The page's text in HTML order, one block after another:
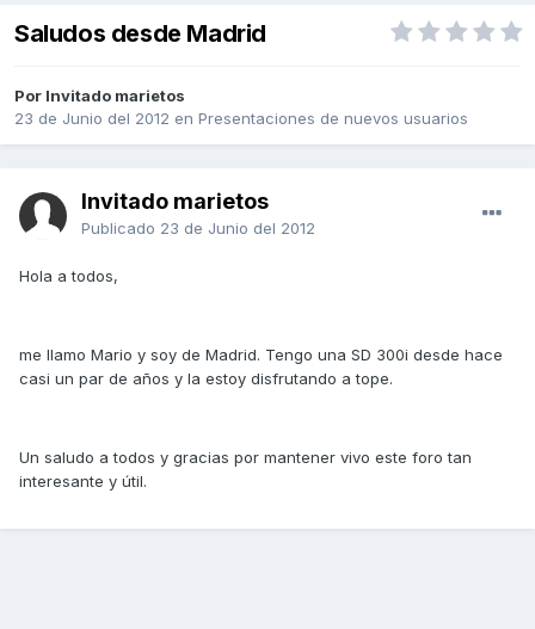
Saludos desde Madrid
Por Invitado marietos
23 de Junio del 2012 en Presentaciones de nuevos usuarios
Invitado marietos
Publicado 23 de Junio del 2012
Hola a todos,
me llamo Mario y soy de Madrid. Tengo una SD 300i desde hace
casi un par de años y la estoy disfrutando a tope.
Un saludo a todos y gracias por mantener vivo este foro tan
interesante y útil.